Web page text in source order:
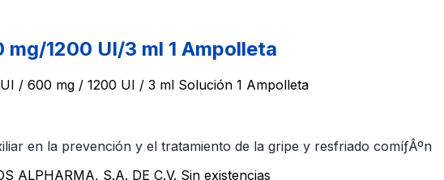
1200 UI/3 ml 1 Ampolleta
/ 600 mg / 1200 UI / 3 ml Solución 1 Ampolleta
en la prevención y el tratamiento de la gripe y resfriado comíƒÂºn
ALPHARMA, S.A. DE C.V. Sin existencias